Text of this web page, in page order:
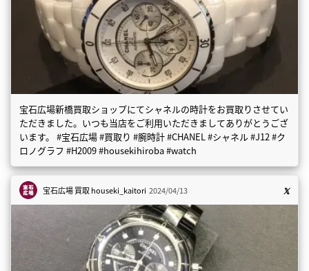
宝石広場新橋買取ショップにてシャネルの時計をお買取りさせてい
ただきました。いつも当店をご利用いただきましてありがとうござ
います。 #宝石広場 #買取り #腕時計 #CHANEL #シャネル #J12 #ク
ロノグラフ #H2009 #housekihiroba #watch
宝石広場 買取houseki_kaitori 2024/04/13